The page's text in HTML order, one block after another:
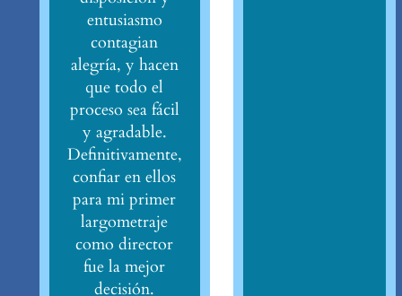
entusiasmo
contagian
alegría, y hacen
que todo el
proceso sea fácil
y agradable.
Definitivamente,
confiar en ellos
para mi primer
largometraje
como director
fue la mejor
decisión.